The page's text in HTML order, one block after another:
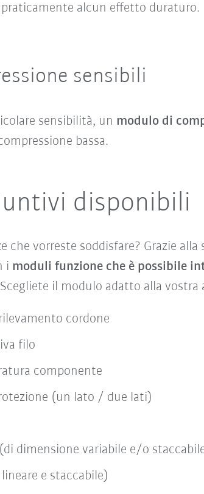
alcun effetto duraturo.
sensibili
sensibilità, un modulo di
bassa.
disponibili
che vorreste soddisfare? Grazie
i moduli funzione che è possibile
il modulo adatto alla
cordone
filo
componente
(un lato / due lati)
dimensione variabile e/o
e staccabile)